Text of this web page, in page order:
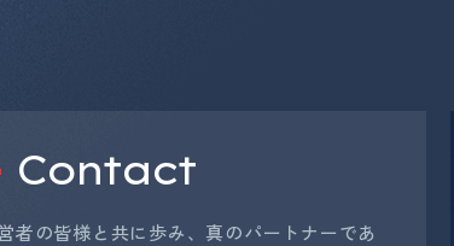
Contact
者の皆様と共に歩み、真のパートナーであ